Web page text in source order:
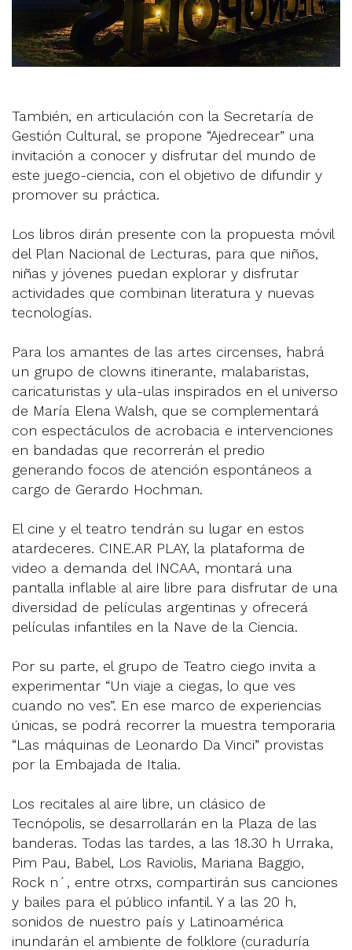
También, en articulación con la Secretaría de
Gestión Cultural, se propone “Ajedrecear” una
invitación a conocer y disfrutar del mundo de
este juego-ciencia, con el objetivo de difundir y
promover su práctica.
Los libros dirán presente con la propuesta móvil
del Plan Nacional de Lecturas, para que niños,
niñas y jóvenes puedan explorar y disfrutar
actividades que combinan literatura y nuevas
tecnologías.
Para los amantes de las artes circenses, habrá
un grupo de clowns itinerante, malabaristas,
caricaturistas y ula-ulas inspirados en el universo
de María Elena Walsh, que se complementará
con espectáculos de acrobacia e intervenciones
en bandadas que recorrerán el predio
generando focos de atención espontáneos a
cargo de Gerardo Hochman.
El cine y el teatro tendrán su lugar en estos
atardeceres. CINE.AR PLAY, la plataforma de
video a demanda del INCAA, montará una
pantalla inflable al aire libre para disfrutar de una
diversidad de películas argentinas y ofrecerá
películas infantiles en la Nave de la Ciencia.
Por su parte, el grupo de Teatro ciego invita a
experimentar “Un viaje a ciegas, lo que ves
cuando no ves”. En ese marco de experiencias
únicas, se podrá recorrer la muestra temporaria
“Las máquinas de Leonardo Da Vinci” provistas
por la Embajada de Italia.
Los recitales al aire libre, un clásico de
Tecnópolis, se desarrollarán en la Plaza de las
banderas. Todas las tardes, a las 18.30 h Urraka,
Pim Pau, Babel, Los Raviolis, Mariana Baggio,
Rock n´, entre otrxs, compartirán sus canciones
y bailes para el público infantil. Y a las 20 h,
sonidos de nuestro país y Latinoamérica
inundarán el ambiente de folklore (curaduría